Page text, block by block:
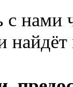
с нами
найдёт